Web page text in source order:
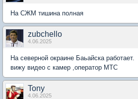
На СЖМ тишина полная
zubchello
4.06.2025
На северной окраине Баьайска работает.
вижу видео с камер ,оператор МТС
Tony
4.06.2025